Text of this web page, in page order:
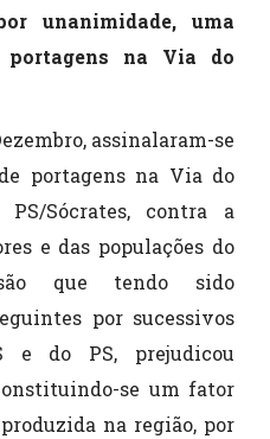
unanimidade,uma
na Via do
assinalaram-se
portagens na Via do
Sócrates, contra a
e das populações do
que tendo sido
por sucessivos
e do PS, prejudicou
se um fator
na região, por